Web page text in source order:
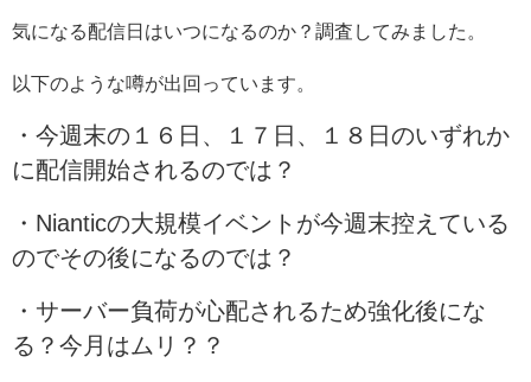
気になる配信日はいつになるのか？調査してみました。
以下のような噂が出回っています。
・今週末の１６日、１７日、１８日のいずれか
に配信開始されるのでは？
・Nianticの大規模イベントが今週末控えている
のでその後になるのでは？
・サーバー負荷が心配されるため強化後にな
る？今月はムリ？？